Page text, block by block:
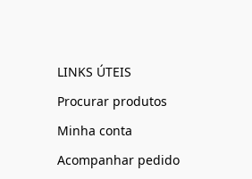
LINKS ÚTEIS
Procurar produtos
Minha conta
Acompanhar pedido